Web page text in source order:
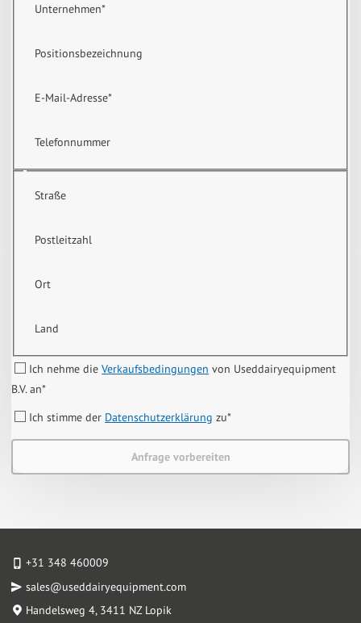
Unternehmen*
Positionsbezeichnung
E-Mail-Adresse*
Telefonnummer
Straße
Postleitzahl
Ort
Land
Ich nehme dieVerkaufsbedingungen von Useddairyequipment
B.V. an*
Ich stimme der Datenschutzerklärung zu*
Anfrage vorbereiten
+31 348 460009
sales@useddairyequipment.com
Handelsweg 4, 3411 NZ Lopik